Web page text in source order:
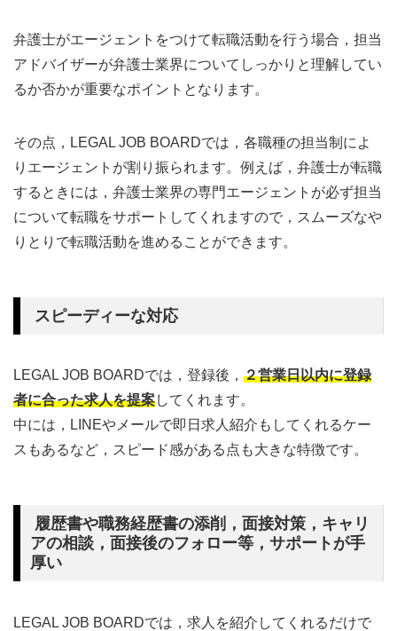
弁護士がエージェントをつけて転職活動を行う場合，担当
アドバイザーが弁護士業界についてしっかりと理解してい
るか否かが重要なポイントとなります。
その点，LEGAL JOB BOARDでは，各職種の担当制によ
りエージェントが割り振られます。例えば，弁護士が転職
するときには，弁護士業界の専門エージェントが必ず担当
について転職をサポートしてくれますので，スムーズなや
りとりで転職活動を進めることができます。
スピーディーな対応
LEGAL JOB BOARDでは，登録後， ２営業日以内に登録
者に合った求人を提案してくれます。
中には，LINEやメールで即日求人紹介もしてくれるケー
スもあるなど，スピード感がある点も大きな特徴です。
履歴書や職務経歴書の添削，面接対策，キャリ
アの相談，面接後のフォロー等，サポートが手
厚い
LEGAL JOB BOARDでは，求人を紹介してくれるだけで